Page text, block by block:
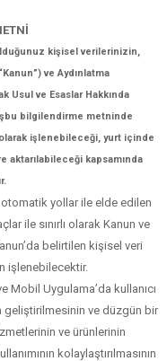
kişisel verilerinizin,
ve Aydınlatma
Usul ve Esaslar Hakkında
bilgilendirme metninde
işlenebileceği, yurt içinde
aktarılabileceği kapsamında
yollar ile elde edilen
ile sınırlı olarak Kanun ve
belirtilen kişisel veri
işlenebilecektir.
Mobil Uygulama’da kullanıcı
geliştirilmesinin ve düzgün bir
ve ürünlerinin
kolaylaştırılmasının